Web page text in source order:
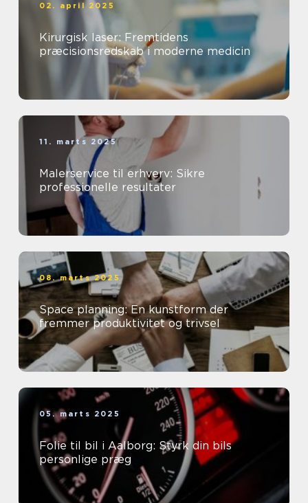
02. april 2025
Kirurgisk laser: Fremtidens
præcisionsredskab i moderne medicin
11. marts 2025
Malerservice til erhverv: Sikre
professionelle resultater
08. marts 2025
Space planning: En kunstform der
fremmer produktivitet og trivsel
05. marts 2025
Folie til bil i Aalborg: Styrk din bils
personlige præg